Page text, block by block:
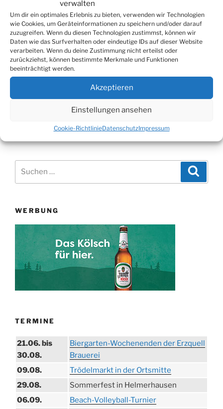
verwalten
Um dir ein optimales Erlebnis zu bieten, verwenden wir Technologien
wie Cookies, um Geräteinformationen zu speichern und/oder darauf
zuzugreifen. Wenn du diesen Technologien zustimmst, können wir
Daten wie das Surfverhalten oder eindeutige IDs auf dieser Website
verarbeiten. Wenn du deine Zustimmung nicht erteilst oder
zurückziehst, können bestimmte Merkmale und Funktionen
beeinträchtigt werden.
Akzeptieren
Einstellungen ansehen
Cookie-RichtlinieDatenschutzImpressum
Beitragsnavigation
Vorheriger
Beitrag
ZURÜCK
Jahreshauptversammlung des BSV Viktoria
Bielstein 1920 e.V.
Nächster
DFB-Mobil beim BSV Viktoria Bielstein 1920 e.V.
WERBUNG
TERMINE
21.06. bis
30.08.
Biergarten-Wochenenden der Erzquell
Brauerei
09.08.
Trödelmarkt in der Ortsmitte
29.08.
Sommerfest in Helmerhausen
06.09.
Beach-Volleyball-Turnier